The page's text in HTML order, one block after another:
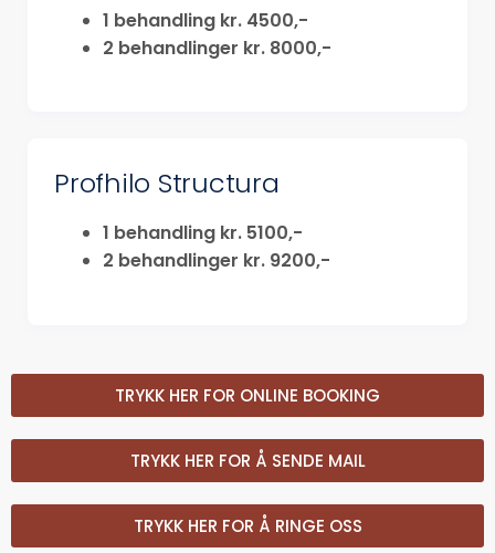
1 behandling kr. 4500,-
2 behandlinger kr. 8000,-
Profhilo Structura
1 behandling kr. 5100,-
2 behandlinger kr. 9200,-
TRYKK HER FOR ONLINE BOOKING
TRYKK HER FOR Å SENDE MAIL
TRYKK HER FOR Å RINGE OSS